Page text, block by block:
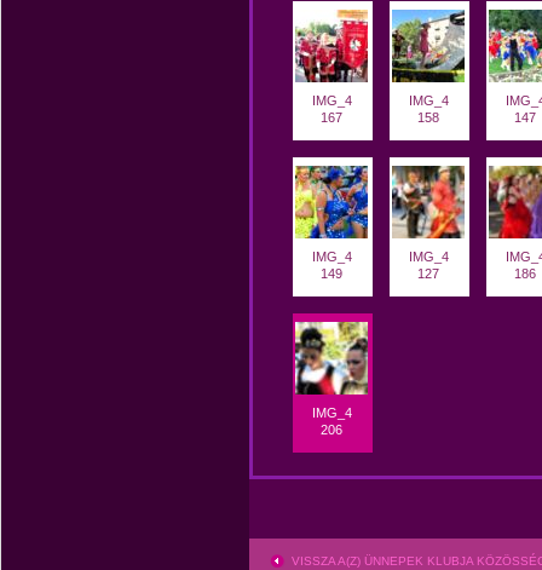
IMG_4
167
IMG_4
158
147
IMG_4
149
IMG_4
127
186
IMG_4
206
VISSZA A(Z) ÜNNEPEK KLUBJA